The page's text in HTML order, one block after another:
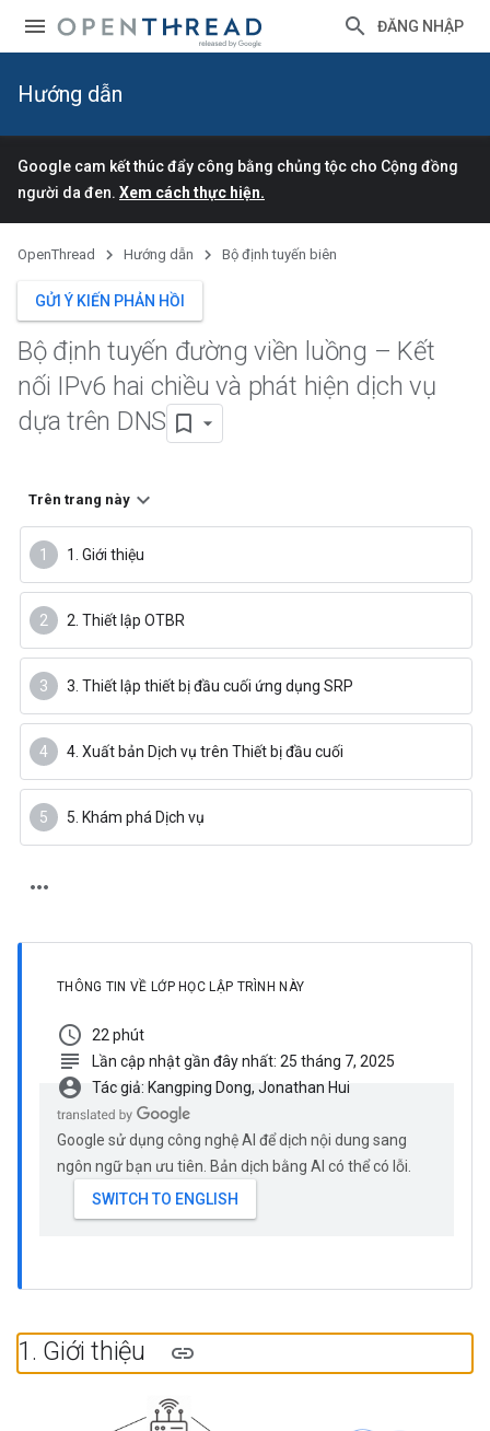
ĐĂNG NHẬP
Hướng dẫn
Google cam kết thúc đẩy công bằng chủng tộc cho Cộng đồng
người da đen. Xem cách thực hiện.
OpenThread Hướng dẫn Bộ định tuyến biên
GỬI Ý KIẾN PHẢN HỒI
Bộ định tuyến đường viền luồng – Kết
nối IPv6 hai chiều và phát hiện dịch vụ
dựa trên DNS
Trên trang này
1. Giới thiệu
2. Thiết lập OTBR
3. Thiết lập thiết bị đầu cuối ứng dụng SRP
4. Xuất bản Dịch vụ trên Thiết bị đầu cuối
5. Khám phá Dịch vụ
THÔNG TIN VỀ LỚP HỌC LẬP TRÌNH NÀY
schedule 22 phút
subject Lần cập nhật gần đây nhất: 25 tháng 7, 2025
account_circle Tác giả: Kangping Dong, Jonathan Hui
Google sử dụng công nghệ AI để dịch nội dung sang
ngôn ngữ bạn ưu tiên. Bản dịch bằng AI có thể có lỗi.
1. Giới thiệu